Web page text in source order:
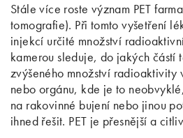
Stále více roste význam PET
tomografie). Při tomto vyšetření
injekcí určité množství
kamerou sleduje, do jakých částí
zvýšeného množství radioaktivity
nebo orgánu, kde je to
na rakovinné bujení nebo jinou
ihned řešit. PET je přesnější a